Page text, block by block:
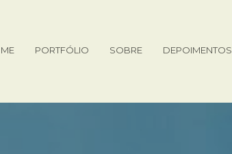
PORTFÓLIO SOBRE DEPOIMENTOS